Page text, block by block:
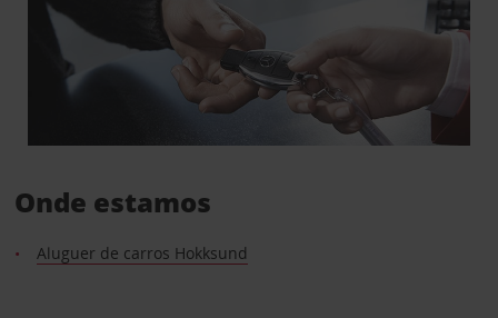
Onde estamos
Aluguer de carros Hokksund